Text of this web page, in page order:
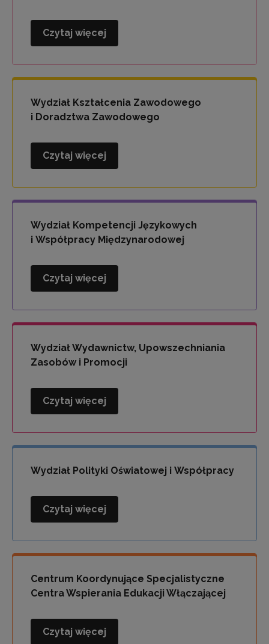
Wydział
Ogólnego
i
Cyfrowych
Czytaj więcej
Wydział Kształcenia Zawodowego
i Doradztwa Zawodowego
Wydział
Zawodowego
i
Zawodowego
Czytaj więcej
Wydział Kompetencji Językowych
i Współpracy Międzynarodowej
Wydział
Językowych
i
Międzynarodowej
Czytaj więcej
Wydział Wydawnictw, Upowszechniania
Zasobów i Promocji
Wydział
Upowszechniania
Zasobów
Promocji
Czytaj więcej
Wydział Polityki Oświatowej i Współpracy
Wydział
Oświatowej
i
Czytaj więcej
Centrum Koordynujące Specjalistyczne
Centra Wspierania Edukacji Włączającej
Centrum
Czytaj więcej